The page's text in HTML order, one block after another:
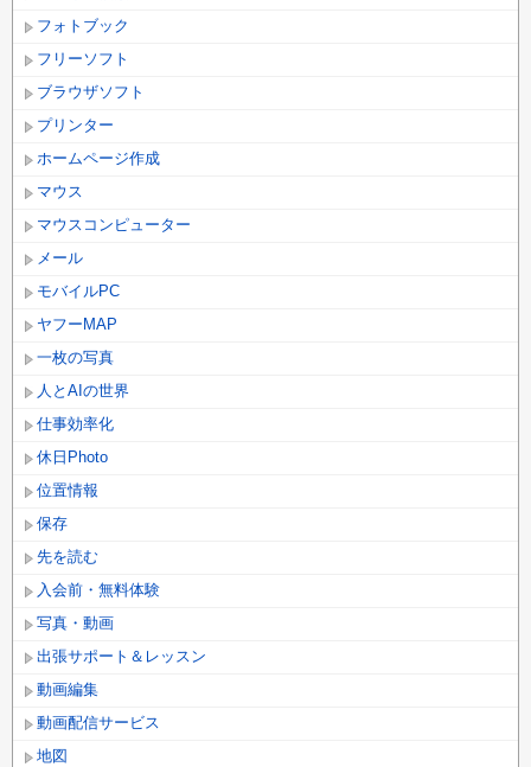
フォトブック
フリーソフト
ブラウザソフト
プリンター
ホームページ作成
マウス
マウスコンピューター
メール
モバイルPC
ヤフーMAP
一枚の写真
人とAIの世界
仕事効率化
休日Photo
位置情報
保存
先を読む
入会前・無料体験
写真・動画
出張サポート＆レッスン
動画編集
動画配信サービス
地図